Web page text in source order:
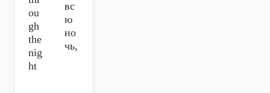
ou
gh
the
nig
ht
вс
ю
но
чь,